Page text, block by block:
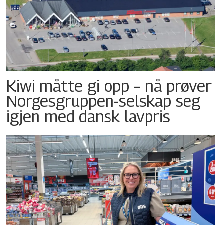
Kiwi måtte gi opp – nå prøver
Norgesgruppen-selskap seg
igjen med dansk lavpris